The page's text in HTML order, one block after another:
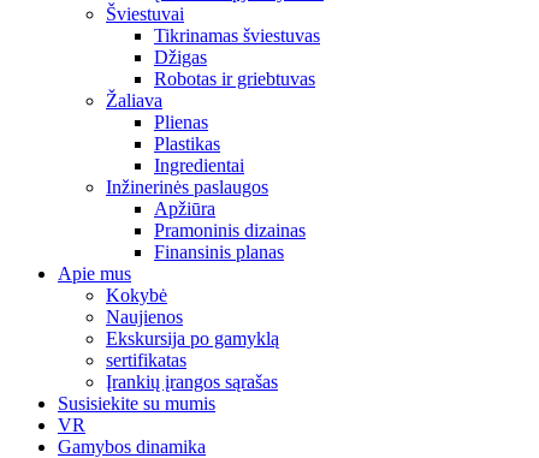
Šviestuvai
Tikrinamas šviestuvas
Džigas
Robotas ir griebtuvas
Žaliava
Plienas
Plastikas
Ingredientai
Inžinerinės paslaugos
Apžiūra
Pramoninis dizainas
Finansinis planas
Apie mus
Kokybė
Naujienos
Ekskursija po gamyklą
sertifikatas
Įrankių įrangos sąrašas
Susisiekite su mumis
VR
Gamybos dinamika